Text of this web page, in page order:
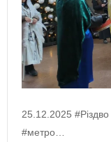
25.12.2025
#метро…